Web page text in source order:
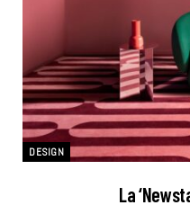
DESIGN
La